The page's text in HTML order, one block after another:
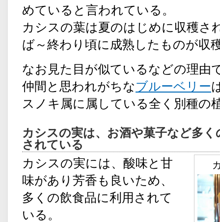
めていると言われている。
カシスの葉は夏のはじめに収穫さ
ば～終わり頃に成熟したものが収
なお見た目が似ているなどの理由
仲間と思われがちなブルーベリー
スノキ属に属している全く別種の
カシスの実は、お酒や菓子など多く
されている
カシスの実には、酸味と甘
味があり芳香も良いため、
多くの飲食品に利用されて
いる。